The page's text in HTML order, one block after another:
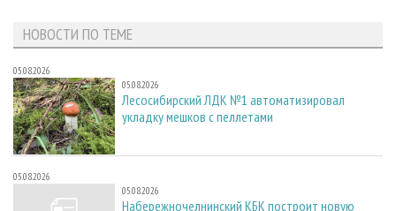
НОВОСТИ ПО ТЕМЕ
05.08.2026
05.08.2026
Лесосибирский ЛДК №1 автоматизировал
укладку мешков с пеллетами
05.08.2026
05.08.2026
Набережночелнинский КБК построит новую